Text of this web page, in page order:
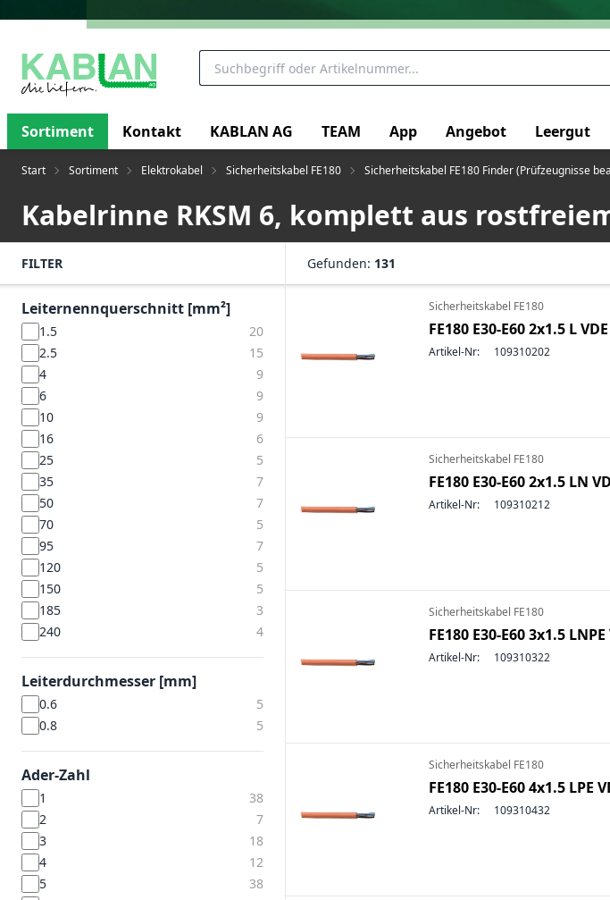
Sortiment Kontakt KABLAN AG TEAM App Angebot Leergut
Start Sortiment Elektrokabel Sicherheitskabel FE180 Sicherheitskabel FE180 Finder (Prüfzeugnisse
Kabelrinne RKSM 6, komplett aus
FILTER
Leiternennquerschnitt [mm²]
1.5
20
2.5
15
4
9
6
9
10
9
16
6
25
5
35
7
50
7
70
5
95
7
120
5
150
5
185
3
240
4
Leiterdurchmesser [mm]
0.6
5
0.8
5
Ader-Zahl
1
38
2
7
3
18
4
12
5
38
Gefunden: 131
Sicherheitskabel FE180
FE180 E30-E60 2x1.5 L
Artikel-Nr: 109310202
Sicherheitskabel FE180
FE180 E30-E60 2x1.5 LN
Artikel-Nr: 109310212
Sicherheitskabel FE180
FE180 E30-E60 3x1.5
Artikel-Nr: 109310322
Sicherheitskabel FE180
FE180 E30-E60 4x1.5 LPE
Artikel-Nr: 109310432